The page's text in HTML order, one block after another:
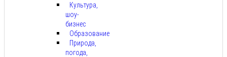
Культура,
шоу-
бизнес
Образование
Природа,
погода,